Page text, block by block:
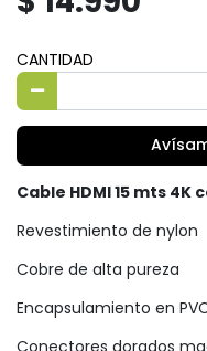
CANTIDAD
Cable HDMI 15 mts 4K
Revestimiento de nylon
Cobre de alta pureza
Encapsulamiento en
Conectores dorados